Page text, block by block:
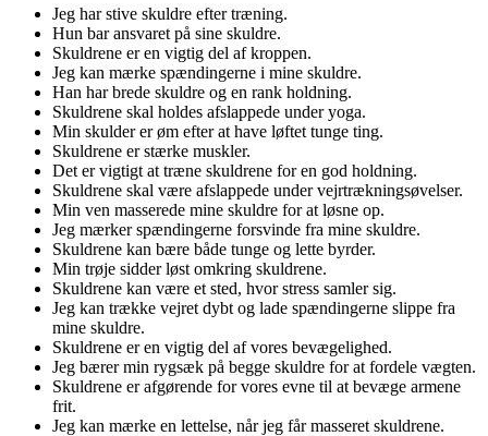
Jeg har stive skuldre efter træning.
Hun bar ansvaret på sine skuldre.
Skuldrene er en vigtig del af kroppen.
Jeg kan mærke spændingerne i mine skuldre.
Han har brede skuldre og en rank holdning.
Skuldrene skal holdes afslappede under yoga.
Min skulder er øm efter at have løftet tunge ting.
Skuldrene er stærke muskler.
Det er vigtigt at træne skuldrene for en god holdning.
Skuldrene skal være afslappede under vejrtrækningsøvelser.
Min ven masserede mine skuldre for at løsne op.
Jeg mærker spændingerne forsvinde fra mine skuldre.
Skuldrene kan bære både tunge og lette byrder.
Min trøje sidder løst omkring skuldrene.
Skuldrene kan være et sted, hvor stress samler sig.
Jeg kan trække vejret dybt og lade spændingerne slippe fra
mine skuldre.
Skuldrene er en vigtig del af vores bevægelighed.
Jeg bærer min rygsæk på begge skuldre for at fordele vægten.
Skuldrene er afgørende for vores evne til at bevæge armene
frit.
Jeg kan mærke en lettelse, når jeg får masseret skuldrene.